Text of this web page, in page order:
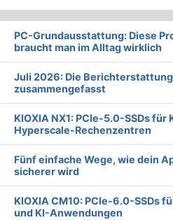
PC-Grundausstattung: Diese
braucht man im Alltag wirklich
Juli 2026: Die Bericht­erstattung
zusammengefasst
KIOXIA NX1: PCIe-5.0-SSDs für
Hyperscale-Rechenzentren
Fünf einfache Wege, wie dein
sicherer wird
KIOXIA CM10: PCIe-6.0-SSDs
und KI-Anwendungen